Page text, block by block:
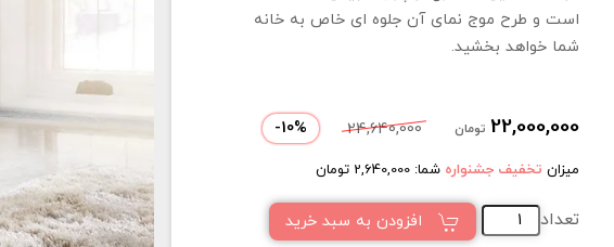
است و طرح موج نمای آن جلوه ای خاص به خانه
شما خواهد بخشید.
22,000,000 تومان 24,640,000
10%
-
میزان تخفیف جشنواره شما: 2,640,000 تومان
تعداد افزودن به سبد خرید